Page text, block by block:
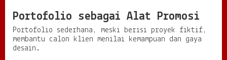
Portofolio sebagai Alat Promosi
Portofolio sederhana, meski berisi proyek fiktif,
membantu calon klien menilai kemampuan dan gaya
desain.